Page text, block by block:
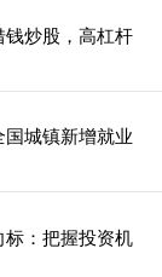
炒股，高杠杆
城镇新增就业
：把握投资机